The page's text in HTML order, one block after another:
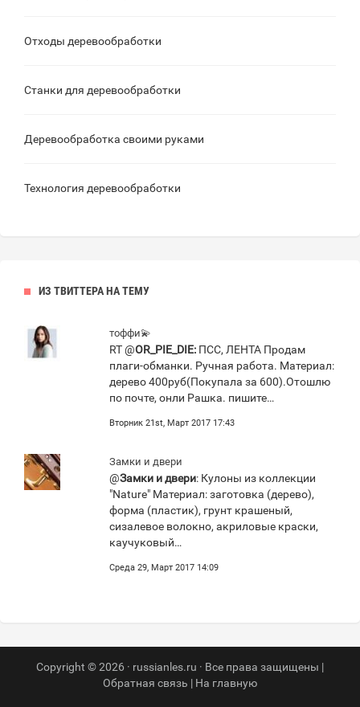
Отходы деревообработки
Станки для деревообработки
Деревообработка своими руками
Технология деревообработки
ИЗ ТВИТТЕРА НА ТЕМУ
тоффи💫
RT @OR_PIE_DIE: ПСС, ЛЕНТА Продам
плаги-обманки. Ручная работа. Материал:
дерево 400руб(Покупала за 600).Отошлю
по почте, онли Рашка. пишите…
Вторник 21st, Март 2017 17:43
Замки и двери
@Замки и двери: Кулоны из коллекции
"Nature" Материал: заготовка (дерево),
форма (пластик), грунт крашеный,
сизалевое волокно, акриловые краски,
каучуковый…
Среда 29, Март 2017 14:09
Copyright © 2026 · russianles.ru · Все права защищены |
Обратная связь | На главную